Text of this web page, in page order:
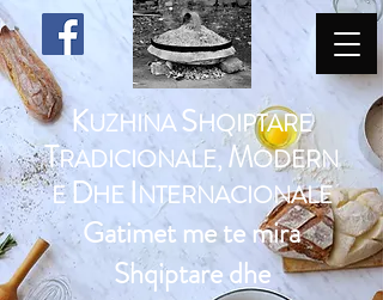
KUZHINASHQIPTARE
TRADICIONALE, MODERN
EDHE INTERNACIONALE
Gatimet me te mira
Shqiptare dhe